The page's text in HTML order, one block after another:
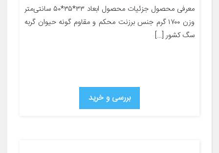
معرفی محصول جزئیات محصول ابعاد ۳۳*۳۵*۵۰ سانتی‌متر
وزن ۱۷۰۰ گرم جنس برزنت محکم و مقاوم گونه حیوان گربه
سگ کشور […]
بررسی و خرید